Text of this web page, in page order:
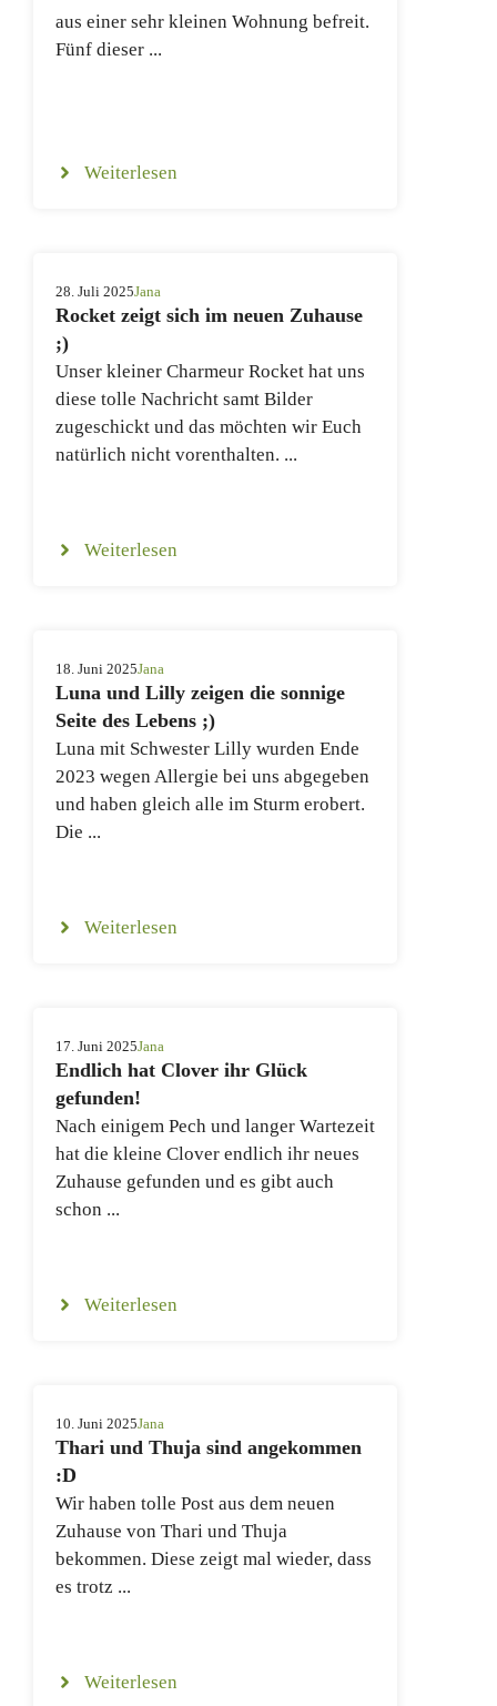
aus einer sehr kleinen Wohnung befreit.
Fünf dieser ...
Weiterlesen
28. Juli 2025Jana
Rocket zeigt sich im neuen Zuhause
;)
Unser kleiner Charmeur Rocket hat uns
diese tolle Nachricht samt Bilder
zugeschickt und das möchten wir Euch
natürlich nicht vorenthalten. ...
Weiterlesen
18. Juni 2025Jana
Luna und Lilly zeigen die sonnige
Seite des Lebens ;)
Luna mit Schwester Lilly wurden Ende
2023 wegen Allergie bei uns abgegeben
und haben gleich alle im Sturm erobert.
Die ...
Weiterlesen
17. Juni 2025Jana
Endlich hat Clover ihr Glück
gefunden!
Nach einigem Pech und langer Wartezeit
hat die kleine Clover endlich ihr neues
Zuhause gefunden und es gibt auch
schon ...
Weiterlesen
10. Juni 2025Jana
Thari und Thuja sind angekommen
:D
Wir haben tolle Post aus dem neuen
Zuhause von Thari und Thuja
bekommen. Diese zeigt mal wieder, dass
es trotz ...
Weiterlesen